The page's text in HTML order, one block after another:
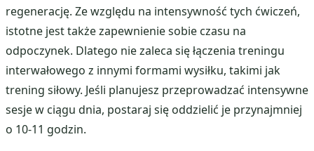
regenerację. Ze względu na intensywność tych ćwiczeń,
istotne jest także zapewnienie sobie czasu na
odpoczynek. Dlatego nie zaleca się łączenia treningu
interwałowego z innymi formami wysiłku, takimi jak
trening siłowy. Jeśli planujesz przeprowadzać intensywne
sesje w ciągu dnia, postaraj się oddzielić je przynajmniej
o 10-11 godzin.